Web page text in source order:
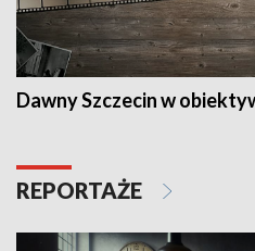
Dawny Szczecin w
REPORTAŻE